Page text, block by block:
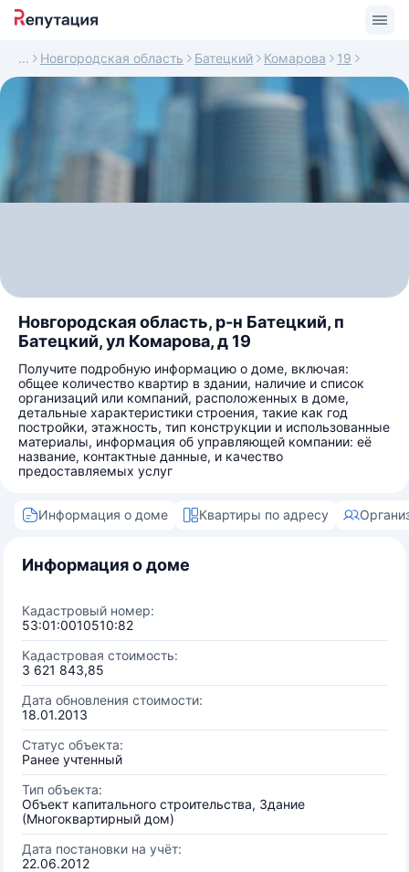
Новгородская область Батецкий Комарова 19
Новгородская область, р-н Батецкий, п
Батецкий, ул Комарова, д 19
Получите подробную информацию о доме, включая:
общее количество квартир в здании, наличие и список
организаций или компаний, расположенных в доме,
детальные характеристики строения, такие как год
постройки, этажность, тип конструкции и использованные
материалы, информация об управляющей компании: её
название, контактные данные, и качество
предоставляемых услуг
Информация о доме Квартиры по адресу
Информация о доме
Кадастровый номер:
53:01:0010510:82
Кадастровая стоимость:
3 621 843,85
Дата обновления стоимости:
18.01.2013
Статус объекта:
Ранее учтенный
Тип объекта:
Объект капитального строительства, Здание
(Многоквартирный дом)
Дата постановки на учёт:
22.06.2012